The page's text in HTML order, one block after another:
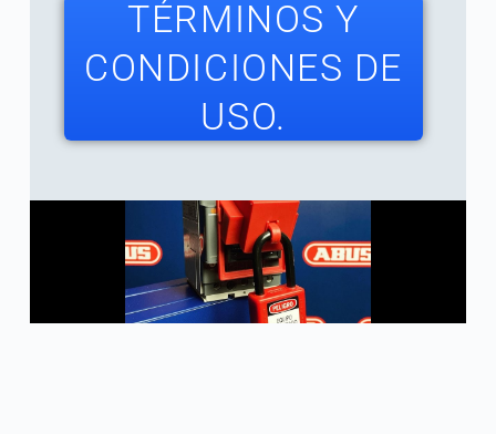
TÉRMINOS Y
CONDICIONES DE
USO.